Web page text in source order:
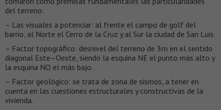
del terreno:
– Las visuales a potenciar: al frente el campo de golf del
barrio, al Norte el Cerro de la Cruz y al Sur la ciudad de San Luis.
– Factor topográfico: desnivel del terreno de 3m en el sentido
diagonal Este–Oeste, siendo la esquina NE el punto más alto y
la esquina NO el más bajo.
– Factor geológico: se trata de zona de sismos, a tener en
cuenta en las cuestiones estructurales y constructivas de la
vivienda.